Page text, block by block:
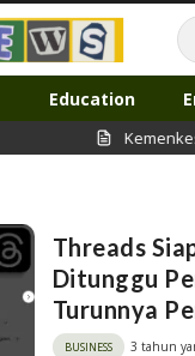
Education
Kemenkes
Threads
Ditunggu
Turunnya
BUSINESS 3 tahun